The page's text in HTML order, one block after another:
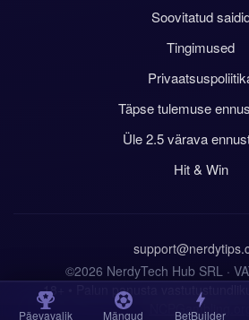
Päevavalik Mängud BetBuilder
Soovitatud
Tingimused
Täpse tulemuse
Üle 2.5 värava
Hit & Win
18+ • Palun panusta
NCPGambling.org
©2026 NerdyTech Hub SRL ·